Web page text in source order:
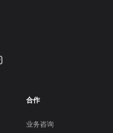
合作
业务咨询